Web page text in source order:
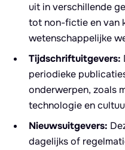
uit in verschillende
tot non-fictie en van
wetenschappelijke
Tijdschriftuitgevers:
periodieke
onderwerpen, zoals
technologie en
Nieuwsuitgevers:
dagelijks of